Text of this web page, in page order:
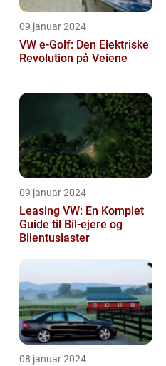
09 januar 2024
VW e-Golf: Den Elektriske
Revolution på Veiene
09 januar 2024
Leasing VW: En Komplet
Guide til Bil-ejere og
Bilentusiaster
08 januar 2024